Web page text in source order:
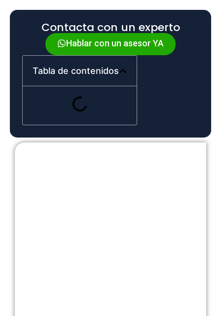
Contacta con un experto
Hablar con un asesor YA
Tabla de contenidos